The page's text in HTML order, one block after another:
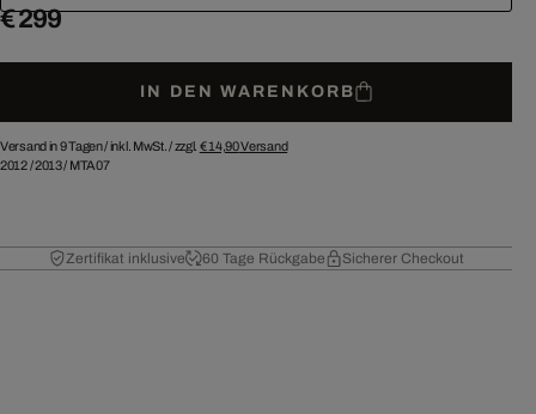
€ 299
IN DEN WARENKORB
Versand in 9 Tagen /inkl. MwSt. / zzgl. € 14,90Versand
2012/2013/ MTA07
Zertifikat inklusive 60 Tage Rückgabe Sicherer Checkout